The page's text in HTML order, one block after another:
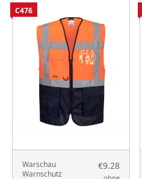
Warschau
Warnschutz
€9.28
C476